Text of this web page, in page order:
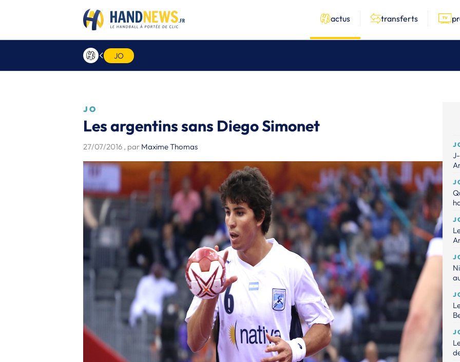
actus transferts
JO
JO
Les argentins sans Diego Simonet
27/07/2016 , par Maxime Thomas